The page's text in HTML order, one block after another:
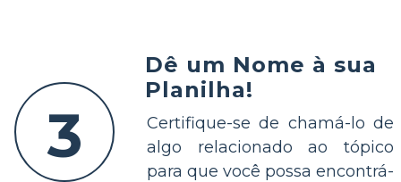
3
Dê um Nome à sua
Planilha!
Certifique-se de chamá-lo de
algo relacionado ao tópico
para que você possa encontrá-